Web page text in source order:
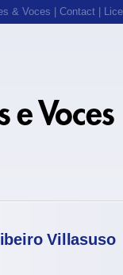
& Voces Contact
Villasuso